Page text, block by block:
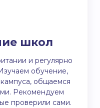
школ
и регулярно
обучение,
общаемся
Рекомендуем
проверили сами.